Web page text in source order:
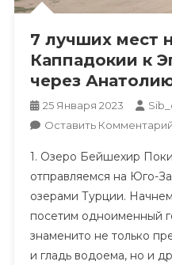
7 лучших мест
Каппадокии к
через
25 Января 2023
Оставить Комментарий
1. Озеро Бейшехир
отправляемся на Юго-
озерами Турции.
посетим одноименный
знаменито не только
и гладь водоема, но и